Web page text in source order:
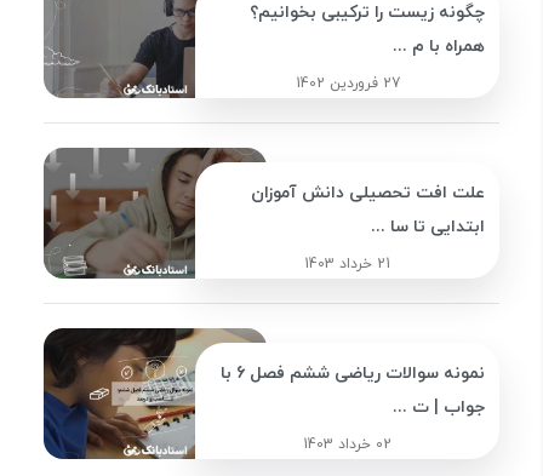
چگونه زیست را ترکیبی بخوانیم؟
همراه با م ...
27 فروردین 1402
علت افت تحصیلی دانش آموزان
ابتدایی تا سا ...
21 خرداد 1403
نمونه سوالات ریاضی ششم فصل 6 با
جواب | ت ...
02 خرداد 1403